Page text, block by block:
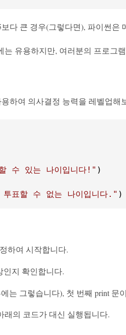
다 큰 경우(그렇다면), 파이썬
는 유용하지만, 여러분의 프로그
하여 의사결정 능력을 레벨업해
수 있는 나이입니다!"
표할 수 없는 나이입니다." )
하여 시작합니다.
인지 확인합니다.
는 그렇습니다), 첫 번째 print 문
래의 코드가 대신 실행됩니다.